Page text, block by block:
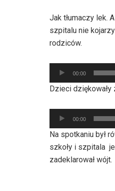
Jak tłumaczy lek.
szpitalu nie
rodziców.
Odtwarzacz
plików
dźwiękowych
00:00
Dzieci
Odtwarzacz
plików
dźwiękowych
00:00
Na spotkaniu był
szkoły i szpitala
zadeklarował wójt.